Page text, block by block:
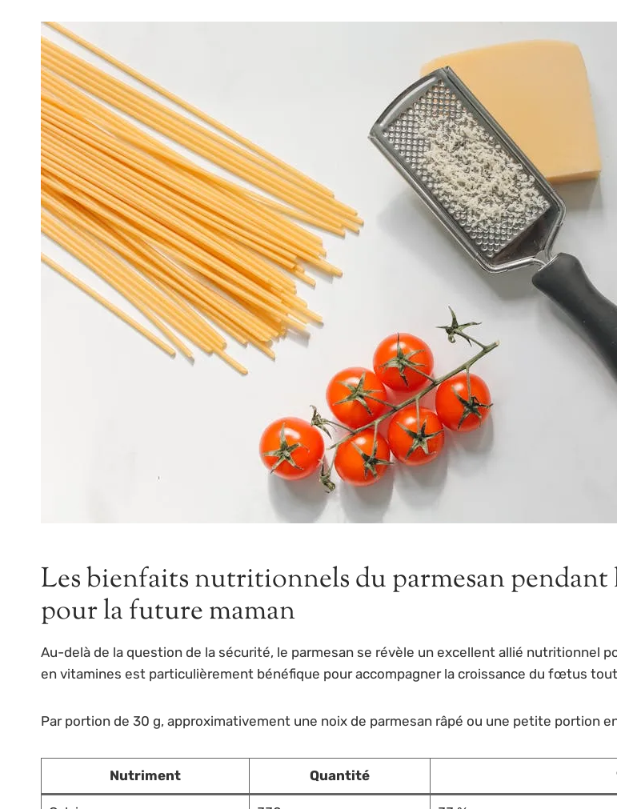
Les bienfaits nutritionnels du parmesan pendant
pour la future maman
Au-delà de la question de la sécurité, le parmesan se révèle un excellent allié nutritionnel
en vitamines est particulièrement bénéfique pour accompagner la croissance du fœtus
Par portion de 30 g, approximativement une noix de parmesan râpé ou une petite portion
Nutriment Quantité